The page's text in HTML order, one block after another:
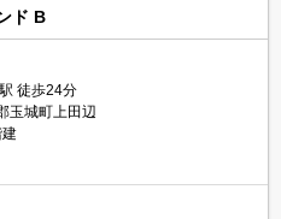
ド B
徒歩24分
玉城町上田辺